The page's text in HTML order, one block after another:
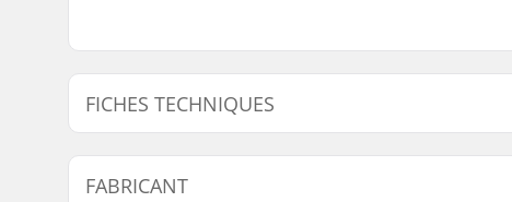
FICHES TECHNIQUES
Largeur du deck:
8.38"
Longueur du deck:
FABRICANT